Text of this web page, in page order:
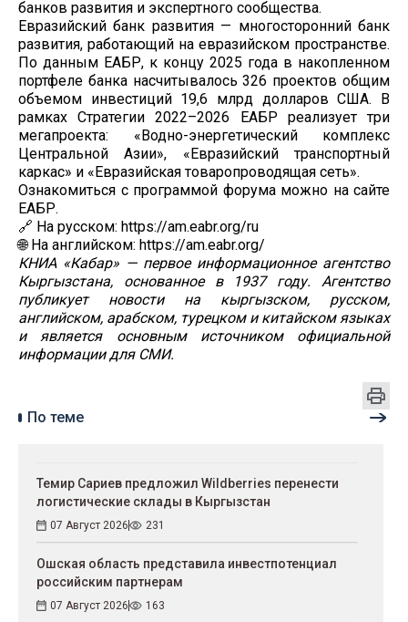
банков развития и экспертного сообщества.
Евразийский банк развития — многосторонний банк
развития, работающий на евразийском пространстве.
По данным ЕАБР, к концу 2025 года в накопленном
портфеле банка насчитывалось 326 проектов общим
объемом инвестиций 19,6 млрд долларов США. В
рамках Стратегии 2022–2026 ЕАБР реализует три
мегапроекта: «Водно-энергетический комплекс
Центральной Азии», «Евразийский транспортный
каркас» и «Евразийская товаропроводящая сеть».
Ознакомиться с программой форума можно на сайте
ЕАБР.
🔗 На русском: https://am.eabr.org/ru
🌐 На английском: https://am.eabr.org/
КНИА «Кабар» — первое информационное агентство
Кыргызстана, основанное в 1937 году. Агентство
публикует новости на кыргызском, русском,
английском, арабском, турецком и китайском языках
и является основным источником официальной
информации для СМИ.
По теме
Темир Сариев предложил Wildberries перенести
логистические склады в Кыргызстан
07 Август 2026 231
Ошская область представила инвестпотенциал
российским партнерам
07 Август 2026 163